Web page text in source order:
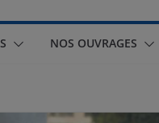
NOS OUVRAGES